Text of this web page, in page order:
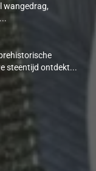
wangedrag,
steentijd ontdekt...